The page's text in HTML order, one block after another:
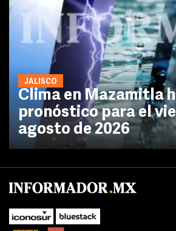
JALISCO
Clima en Mazamitla
pronóstico para el
agosto de 2026